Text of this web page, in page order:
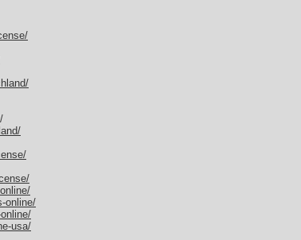
online/
usa/